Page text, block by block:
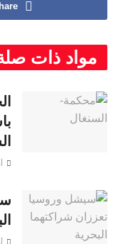
مواد ذات